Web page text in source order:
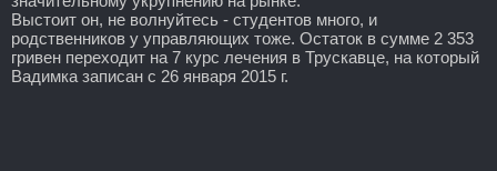
Выстоит он, не волнуйтесь - студентов много, и
родственников у управляющих тоже. Остаток в сумме 2 353
гривен переходит на 7 курс лечения в Трускавце, на который
Вадимка записан с 26 января 2015 г.